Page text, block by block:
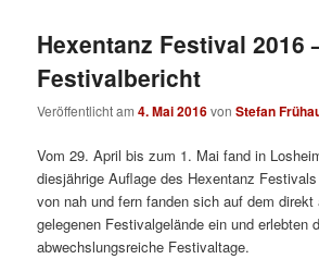
Hexentanz Festival 2016
Festivalbericht
Veröffentlicht am4. Mai 2016vonStefan
Vom 29. April bis zum 1. Mai fand in
diesjährige Auflage des Hexentanz
von nah und fern fanden sich auf dem
gelegenen Festivalgelände ein und erlebten
abwechslungsreiche Festivaltage.